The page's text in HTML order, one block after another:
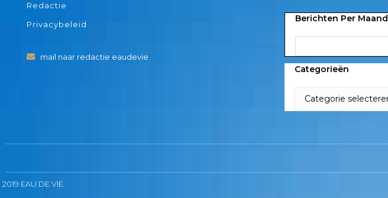
Redactie
Privacybeleid
mail naar redactie eaudevie
Berichten Per Maand
Categorieën
EAU DE VIE